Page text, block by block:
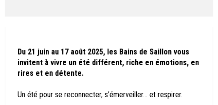
Du 21 juin au 17 août 2025, les Bains de Saillon vous
invitent à vivre un été différent, riche en émotions, en
rires et en détente.
Un été pour se reconnecter, s’émerveiller… et respirer.